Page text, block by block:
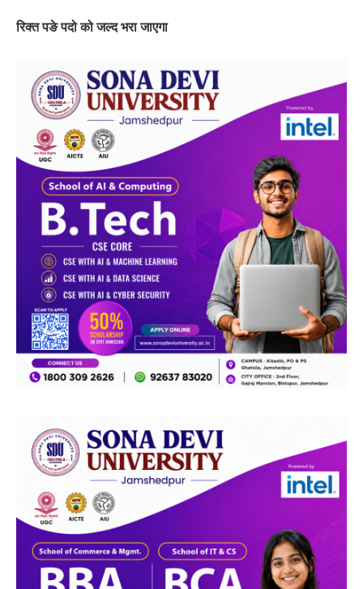
रिक्त पङे पदो को जल्द भरा जाएगा